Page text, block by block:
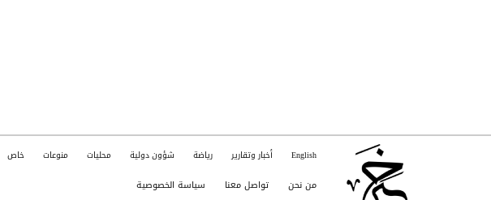
English أخبار وتقارير رياضة شؤون دولية محليات منوعات خاص
من نحن تواصل معنا سياسة الخصوصية